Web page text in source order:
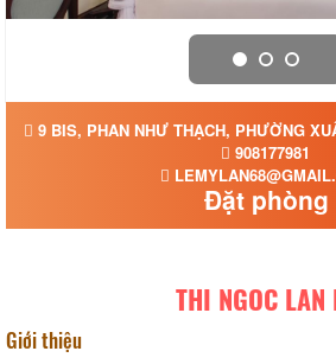
9 BIS, PHAN NHƯ THẠCH, PHƯỜNG
908177981
Đặt phòng
THI NGOC LAN
Giới thiệu